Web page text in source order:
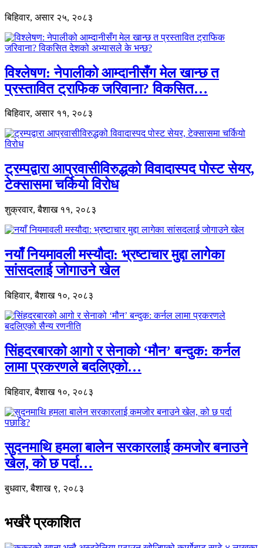
बिहिवार, असार २५, २०८३
विश्लेषण: नेपालीको आम्दानीसँग मेल खान्छ त
प्रस्तावित ट्राफिक जरिवाना? विकसित…
बिहिवार, असार ११, २०८३
ट्रम्पद्वारा आप्रवासीविरुद्धको विवादास्पद पोस्ट सेयर,
टेक्सासमा चर्कियो विरोध
शुक्रवार, बैशाख ११, २०८३
नयाँ नियमावली मस्यौदा: भ्रष्टाचार मुद्दा लागेका
सांसदलाई जोगाउने खेल
बिहिवार, बैशाख १०, २०८३
सिंहदरबारको आगो र सेनाको ‘मौन’ बन्दुक: कर्नल
लामा प्रकरणले बदलिएको…
बिहिवार, बैशाख १०, २०८३
सुदनमाथि हमला बालेन सरकारलाई कमजोर बनाउने
खेल, को छ पर्दा…
बुधवार, बैशाख ९, २०८३
भर्खरै प्रकाशित